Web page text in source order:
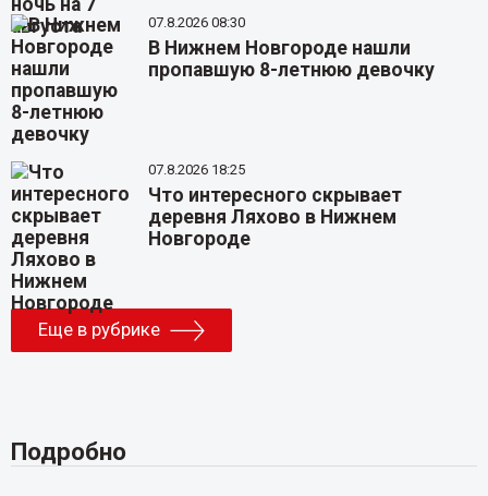
07.8.2026 08:30
В Нижнем Новгороде нашли
пропавшую 8-летнюю девочку
07.8.2026 18:25
Что интересного скрывает
деревня Ляхово в Нижнем
Новгороде
Еще в рубрике
Подробно